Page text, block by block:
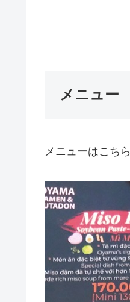
メニュー
メニューはこちら